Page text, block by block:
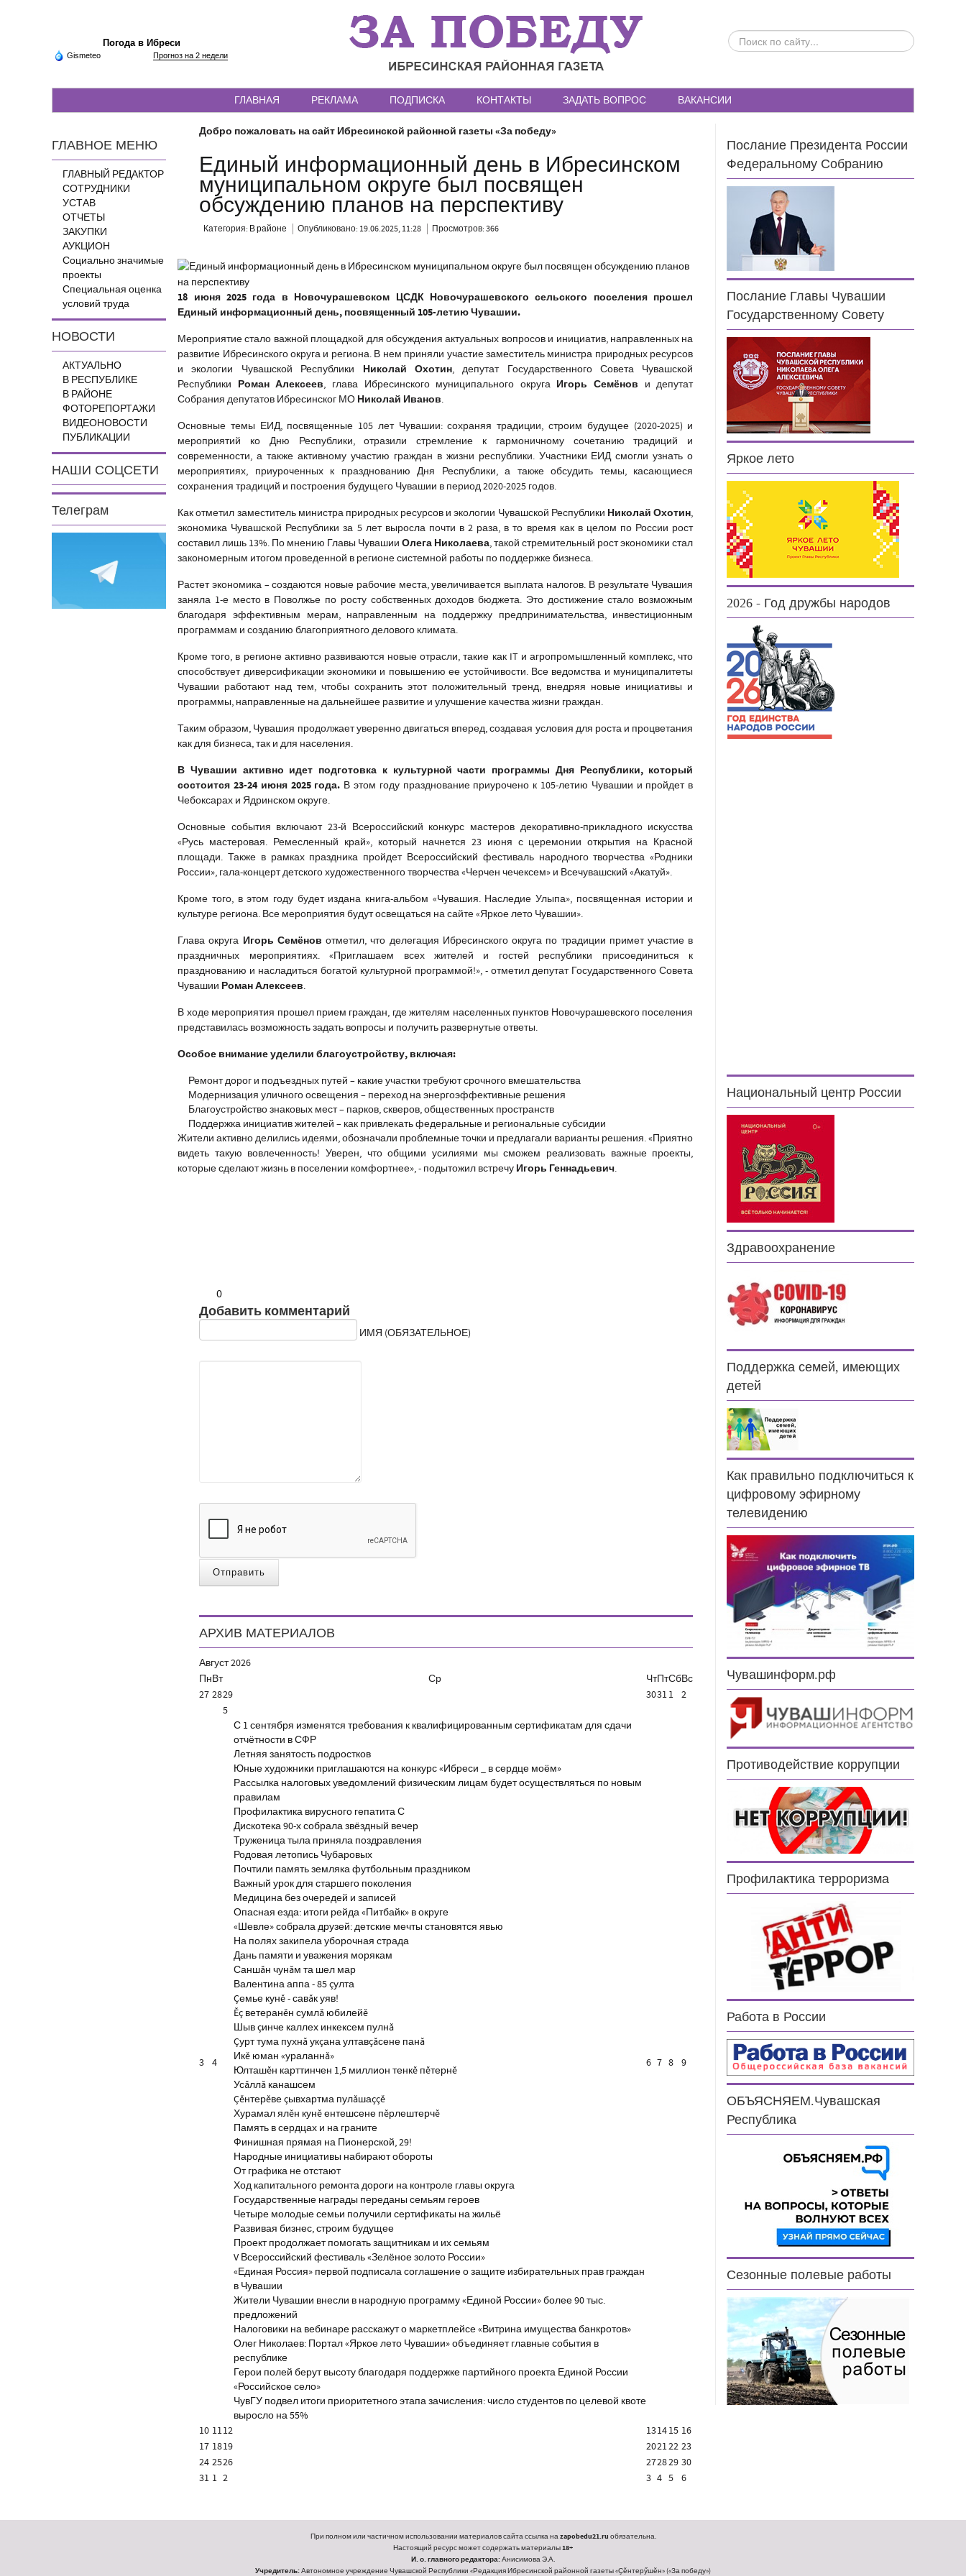
Погода в Ибреси
Gismeteo Прогноз на 2 недели
ПОИСК
ПО
ГЛАВНАЯ РЕКЛАМА ПОДПИСКА КОНТАКТЫ ЗАДАТЬ ВОПРОС ВАКАНСИИ
ГЛАВНОЕ МЕНЮ
ГЛАВНЫЙ РЕДАКТОР
СОТРУДНИКИ
УСТАВ
ОТЧЕТЫ
ЗАКУПКИ
АУКЦИОН
Социально значимые
проекты
Специальная оценка
условий труда
НОВОСТИ
АКТУАЛЬНО
В РЕСПУБЛИКЕ
В РАЙОНЕ
ФОТОРЕПОРТАЖИ
ВИДЕОНОВОСТИ
ПУБЛИКАЦИИ
НАШИ СОЦСЕТИ
Телеграм
Добро пожаловать на сайт Ибресинской районной газеты «За победу»
Единый информационный день в Ибресинском
муниципальном округе был посвящен
обсуждению планов на перспективу
Категория: В районе Опубликовано: 19.06.2025, 11:28 Просмотров: 366
18 июня 2025 года в Новочурашевском ЦСДК Новочурашевского сельского поселения прошел
Единый информационный день, посвященный 105-летию Чувашии.
Мероприятие стало важной площадкой для обсуждения актуальных вопросов и инициатив, направленных на
развитие Ибресинского округа и региона. В нем приняли участие заместитель министра природных ресурсов
и экологии Чувашской Республики Николай Охотин, депутат Государственного Совета Чувашской
Республики Роман Алексеев, глава Ибресинского муниципального округа Игорь Семёнов и депутат
Собрания депутатов Ибресинског МО Николай Иванов.
Основные темы ЕИД, посвященные 105 лет Чувашии: сохраняя традиции, строим будущее (2020-2025) и
мероприятий ко Дню Республики, отразили стремление к гармоничному сочетанию традиций и
современности, а также активному участию граждан в жизни республики. Участники ЕИД смогли узнать о
мероприятиях, приуроченных к празднованию Дня Республики, а также обсудить темы, касающиеся
сохранения традиций и построения будущего Чувашии в период 2020-2025 годов.
Как отметил заместитель министра природных ресурсов и экологии Чувашской Республики Николай Охотин,
экономика Чувашской Республики за 5 лет выросла почти в 2 раза, в то время как в целом по России рост
составил лишь 13%. По мнению Главы ЧувашииОлега Николаева, такой стремительный рост экономики стал
закономерным итогом проведенной в регионе системной работы по поддержке бизнеса.
Растет экономика – создаются новые рабочие места, увеличивается выплата налогов. В результате Чувашия
заняла 1-е место в Поволжье по росту собственных доходов бюджета. Это достижение стало возможным
благодаря эффективным мерам, направленным на поддержку предпринимательства, инвестиционным
программам и созданию благоприятного делового климата.
Кроме того, в регионе активно развиваются новые отрасли, такие как IT и агропромышленный комплекс, что
способствует диверсификации экономики и повышению ее устойчивости. Все ведомства и муниципалитеты
Чувашии работают над тем, чтобы сохранить этот положительный тренд, внедряя новые инициативы и
программы, направленные на дальнейшее развитие и улучшение качества жизни граждан.
Таким образом, Чувашия продолжает уверенно двигаться вперед, создавая условия для роста и процветания
как для бизнеса, так и для населения.
В Чувашии активно идет подготовка к культурной части программы Дня Республики, который
состоится 23-24 июня 2025 года. В этом году празднование приурочено к 105-летию Чувашии и пройдет в
Чебоксарах и Ядринском округе.
Основные события включают 23-й Всероссийский конкурс мастеров декоративно-прикладного искусства
«Русь мастеровая. Ремесленный край», который начнется 23 июня с церемонии открытия на Красной
площади. Также в рамках праздника пройдет Всероссийский фестиваль народного творчества «Родники
России», гала-концерт детского художественного творчества «Черчен чечексем» и Всечувашский «Акатуй».
Кроме того, в этом году будет издана книга-альбом «Чувашия. Наследие Улыпа», посвященная истории и
культуре региона. Все мероприятия будут освещаться на сайте «Яркое лето Чувашии».
Глава округа Игорь Семёнов отметил, что делегация Ибресинского округа по традиции примет участие в
праздничных мероприятиях.«Приглашаем всех жителей и гостей республики присоединиться к
празднованию и насладиться богатой культурной программой!», - отметил депутат Государственного Совета
Чувашии Роман Алексеев.
В ходе мероприятия прошел прием граждан, где жителям населенных пунктов Новочурашевского поселения
представилась возможность задать вопросы и получить развернутые ответы.
Особое внимание уделили благоустройству, включая:
Ремонт дорог и подъездных путей – какие участки требуют срочного вмешательства
Модернизация уличного освещения – переход на энергоэффективные решения
Благоустройство знаковых мест – парков, скверов, общественных пространств
Поддержка инициатив жителей – как привлекать федеральные и региональные субсидии
Жители активно делились идеями, обозначали проблемные точки и предлагали варианты решения.«Приятно
видеть такую вовлеченность! Уверен, что общими усилиями мы сможем реализовать важные проекты,
которые сделают жизнь в поселении комфортнее»,- подытожил встречу Игорь Геннадьевич.
0
Добавить комментарий
ИМЯ (ОБЯЗАТЕЛЬНОЕ)
Отправить
АРХИВ МАТЕРИАЛОВ
Август2026
ПнВт Ср ЧтПтСбВс
27 2829 30311 2
3 4
5
С 1 сентября изменятся требования к квалифицированным сертификатам для сдачи
отчётности в СФР
Летняя занятость подростков
Юные художники приглашаются на конкурс «Ибреси _ в сердце моём»
Рассылка налоговых уведомлений физическим лицам будет осуществляться по новым
правилам
Профилактика вирусного гепатита С
Дискотека 90-х собрала звёздный вечер
Труженица тыла приняла поздравления
Родовая летопись Чубаровых
Почтили память земляка футбольным праздником
Важный урок для старшего поколения
Медицина без очередей и записей
Опасная езда: итоги рейда «Питбайк» в округе
«Шевле» собрала друзей: детские мечты становятся явью
На полях закипела уборочная страда
Дань памяти и уважения морякам
Саншăн чунăм та шел мар
Валентина аппа - 85 çулта
Çемье кунĕ - савăк уяв!
Ĕç ветеранĕн сумлă юбилейĕ
Шыв çинче каллех инкексем пулнă
Çурт тума пухнă укçана ултавçăсене панă
Икĕ юман «ураланнă»
Юлташĕн карттинчен 1,5 миллион тенкĕ пĕтернĕ
Усăллă канашсем
Çĕнтерĕве çывхартма пулăшаççĕ
Хурамал ялĕн кунĕ ентешсене пĕрлештерчĕ
Память в сердцах и на граните
Финишная прямая на Пионерской, 29!
Народные инициативы набирают обороты
От графика не отстают
Ход капитального ремонта дороги на контроле главы округа
Государственные награды переданы семьям героев
Четыре молодые семьи получили сертификаты на жильё
Развивая бизнес, строим будущее
Проект продолжает помогать защитникам и их семьям
V Всероссийский фестиваль «Зелёное золото России»
«Единая Россия» первой подписала соглашение о защите избирательных прав граждан
в Чувашии
Жители Чувашии внесли в народную программу «Единой России» более 90 тыс.
предложений
Налоговики на вебинаре расскажут о маркетплейсе «Витрина имущества банкротов»
Олег Николаев: Портал «Яркое лето Чувашии» объединяет главные события в
республике
Герои полей берут высоту благодаря поддержке партийного проекта Единой России
«Российское село»
ЧувГУ подвел итоги приоритетного этапа зачисления: число студентов по целевой квоте
выросло на 55%
6 7 8 9
10 1112 131415 16
17 1819 202122 23
24 2526 272829 30
31 1 2 3 4 5 6
Послание Президента России
Федеральному Собранию
Послание Главы Чувашии
Государственному Совету
Яркое лето
2026 - Год дружбы народов
Национальный центр России
Здравоохранение
Поддержка семей, имеющих
детей
Как правильно подключиться к
цифровому эфирному
телевидению
Чувашинформ.рф
Противодействие коррупции
Профилактика терроризма
Работа в России
ОБЪЯСНЯЕМ.Чувашская
Республика
Сезонные полевые работы
При полном или частичном использовании материалов сайта ссылка наzapobedu21.ru обязательна.
Настоящий ресурс может содержать материалы18+
И. о. главного редактора:Анисимова Э.А.
Учредитель:Автономное учреждение Чувашской Республики «Редакция Ибресинской районной газеты «Ҫӗнтерӳшӗн» («За победу»)